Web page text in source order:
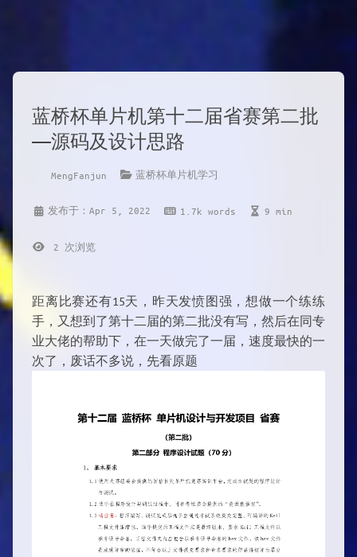
蓝桥杯单片机第十二届省赛第二批
——源码及设计思路
MengFanjun 蓝桥杯单片机学习
发布于：Apr 5, 2022 1.7k words 9 min
2 次浏览
距离比赛还有15天，昨天发愤图强，想做一个练练
手，又想到了第十二届的第二批没有写，然后在同专
业大佬的帮助下，在一天做完了一届，速度最快的一
次了，废话不多说，先看原题